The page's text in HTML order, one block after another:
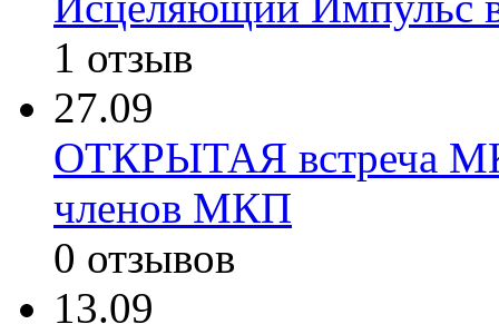
1 отзыв
27.09
ОТКРЫТАЯ встреча
членов МКП
0 отзывов
13.09